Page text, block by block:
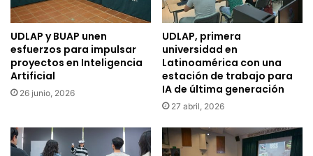
UDLAP y BUAP unen
esfuerzos para impulsar
proyectos en Inteligencia
Artificial
26 junio, 2026
UDLAP, primera
universidad en
Latinoamérica con una
estación de trabajo para
IA de última generación
27 abril, 2026